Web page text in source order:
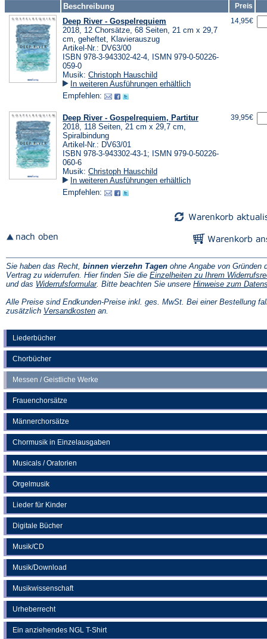
Liederbücher
Chorbücher
Messen / Geistliche Werke
Frauenchorsätze
Männerchorsätze
Chormusik in Einzelausgaben
Musicals / Oratorien
Orgelmusik
Lieder für Kinder
Digitale Bücher
Musik/CD
Musik/Download
Musikwissenschaft
Urheberrecht
Ein anziehendes NGL T-Shirt
Beschreibung
Preis
Deep River - Gospelrequiem
2018, 12 Chorsätze, 68 Seiten, 21 cm x 29,7
cm, geheftet, Klavierauszug
Artikel-Nr.: DV63/00
ISBN 978-3-943302-42-4, ISMN 979-0-50226-
059-0
Musik: Christoph Hauschild
In weiteren Ausführungen erhältlich
Empfehlen:
14,95€
Deep River - Gospelrequiem, Partitur
2018, 118 Seiten, 21 cm x 29,7 cm,
Spiralbindung
Artikel-Nr.: DV63/01
ISBN 978-3-943302-43-1; ISMN 979-0-50226-
060-6
Musik: Christoph Hauschild
In weiteren Ausführungen erhältlich
Empfehlen:
39,95€
Sie haben das Recht, binnen vierzehn Tagen ohne Angabe von Gründen
Vertrag zu widerrufen. Hier finden Sie die Einzelheiten zu Ihrem
und das Widerrufsformular(Öffnet
einem
neuen
. Bitte beachten Sie unsere Hinweise zum
Alle Preise sind Endkunden-Preise inkl. ges. MwSt. Bei einer Bestellung
zusätzlich Versandkosten(Öffnet
an.